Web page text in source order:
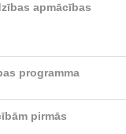
apmācības
programma
pirmās